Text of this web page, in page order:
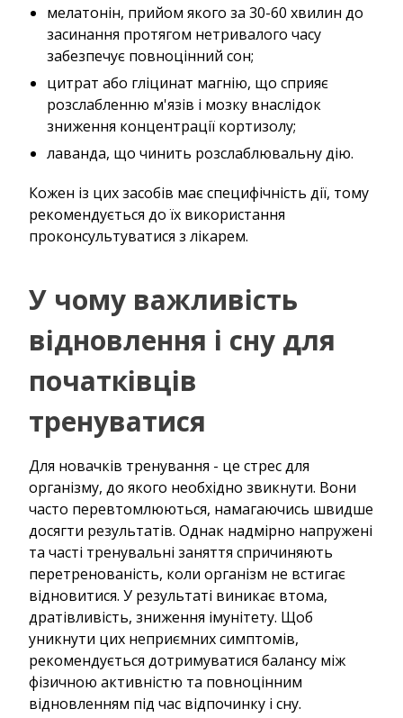
мелатонін, прийом якого за 30-60 хвилин до
засинання протягом нетривалого часу
забезпечує повноцінний сон;
цитрат або гліцинат магнію, що сприяє
розслабленню м'язів і мозку внаслідок
зниження концентрації кортизолу;
лаванда, що чинить розслаблювальну дію.
Кожен із цих засобів має специфічність дії, тому
рекомендується до їх використання
проконсультуватися з лікарем.
У чому важливість
відновлення і сну для
початківців
тренуватися
Для новачків тренування - це стрес для
організму, до якого необхідно звикнути. Вони
часто перевтомлюються, намагаючись швидше
досягти результатів. Однак надмірно напружені
та часті тренувальні заняття спричиняють
перетренованість, коли організм не встигає
відновитися. У результаті виникає втома,
дратівливість, зниження імунітету. Щоб
уникнути цих неприємних симптомів,
рекомендується дотримуватися балансу між
фізичною активністю та повноцінним
відновленням під час відпочинку і сну.